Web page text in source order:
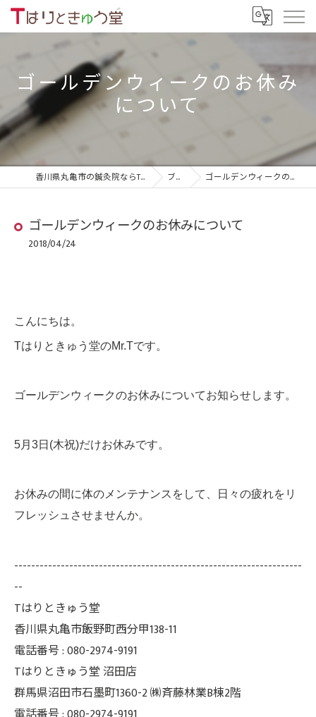
ゴールデンウィークのお休み
について
香川県丸亀市の鍼灸院ならTはりときゅう堂 ブログ ゴールデンウィークのお休みについて
ゴールデンウィークのお休みについて
2018/04/24
こんにちは。
Tはりときゅう堂のMr.Tです。
ゴールデンウィークのお休みについてお知らせします。
5月3日(木祝)だけお休みです。
お休みの間に体のメンテナンスをして、日々の疲れをリ
フレッシュさせませんか。
--------------------------------------------------------------------
--
Tはりときゅう堂
香川県丸亀市飯野町西分甲138-11
電話番号 : 080-2974-9191
Tはりときゅう堂 沼田店
群馬県沼田市石墨町1360-2 ㈱斉藤林業B棟2階